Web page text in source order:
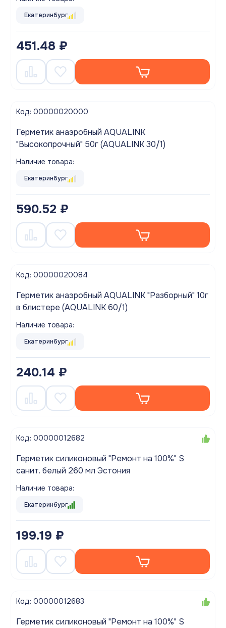
Екатеринбург
451.48 ₽
Код: 00000020000
Герметик анаэробный AQUALINK
"Высокопрочный" 50г (AQUALINK 30/1)
Наличие товара:
Екатеринбург
590.52 ₽
Код: 00000020084
Герметик анаэробный AQUALINK "Разборный" 10г
в блистере (AQUALINK 60/1)
Наличие товара:
Екатеринбург
240.14 ₽
Код: 00000012682
Герметик силиконовый "Ремонт на 100%" S
санит. белый 260 мл Эстония
Наличие товара:
Екатеринбург
199.19 ₽
Код: 00000012683
Герметик силиконовый "Ремонт на 100%" S